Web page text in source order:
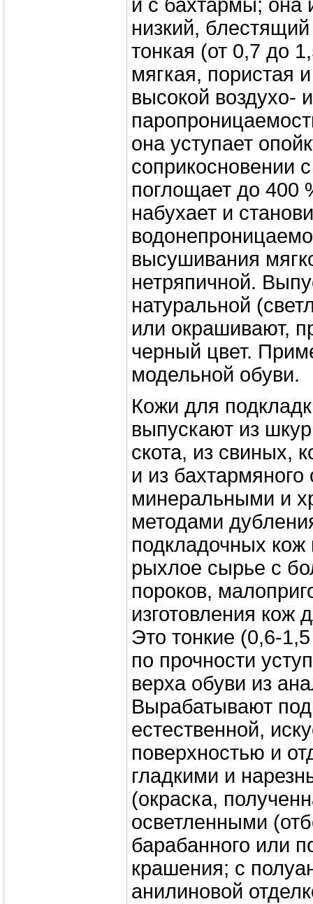
и с бахтармы; она
низкий,
тонкая (от 0,7 до
мягкая, пористая
высокой воздухо- и
она уступает
соприкосновении
поглощает до 400
набухает и
высушивания
нетряпичной.
натуральной
или окрашивают,
черный цвет.
модельной обуви.
Кожи для
выпускают из шкур
скота, из свиных,
и из бахтармяного
минеральными и
методами
подкладочных кож
рыхлое сырье с
пороков,
изготовления кож
Это тонкие (0,6-
по прочности
верха обуви из
Вырабатывают
естественной,
поверхностью и
гладкими и
(окраска,
осветленными
барабанного или
крашения; с
анилиновой